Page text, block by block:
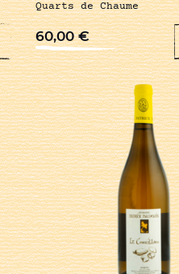
Quarts de Chaume
60,00€